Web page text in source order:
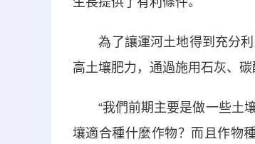
為了讓運河土地得到充分利
高土壤肥力，通過施用石灰、
“我們前期主要是做一些土壤
壤適合種什麼作物？而且作物